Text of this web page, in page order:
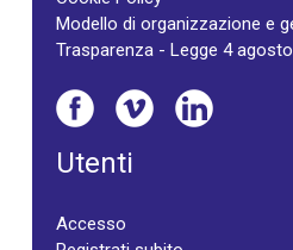
Modello di organizzazione e
Trasparenza - Legge 4
Utenti
Accesso